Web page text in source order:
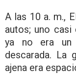
A las 10 a. m.,
autos; uno casi
ya no era un
descarada. La
ajena era